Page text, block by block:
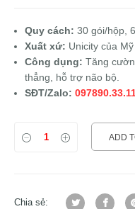
Quy cách: 30 gói/hộp,
Xuất xứ: Unicity của Mỹ
Công dụng: Tăng
thẳng, hỗ trợ não bộ.
SĐT/Zalo:
ADD
Chia sẻ: